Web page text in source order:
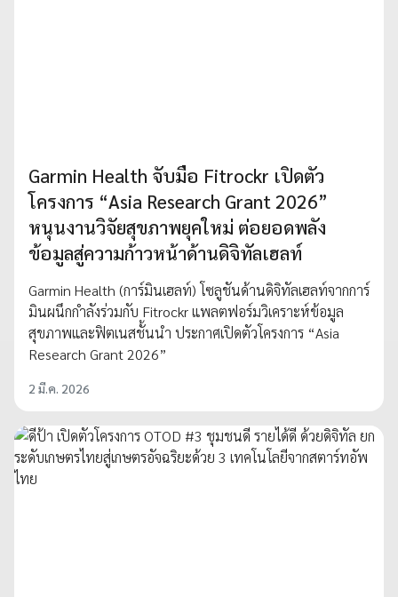
Garmin Health จับมือ Fitrockr เปิดตัว
โครงการ “Asia Research Grant 2026”
หนุนงานวิจัยสุขภาพยุคใหม่ ต่อยอดพลัง
ข้อมูลสู่ความก้าวหน้าด้านดิจิทัลเฮลท์
Garmin Health (การ์มินเฮลท์) โซลูชันด้านดิจิทัลเฮลท์จากการ์
มินผนึกกำลังร่วมกับ Fitrockr แพลตฟอร์มวิเคราะห์ข้อมูล
สุขภาพและฟิตเนสชั้นนำ ประกาศเปิดตัวโครงการ “Asia
Research Grant 2026”
2 มี.ค. 2026